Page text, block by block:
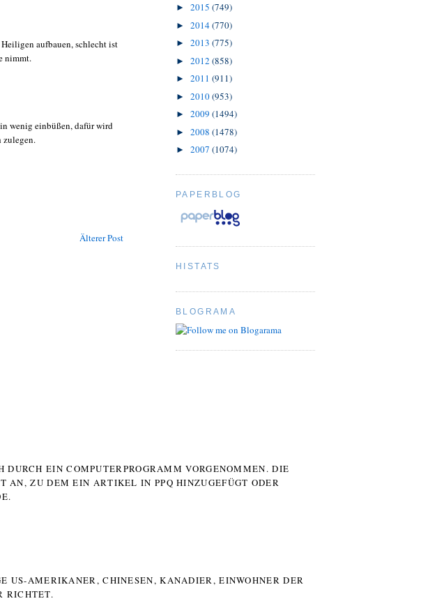
aufbauen, schlecht ist
nimmt.
wenig einbüßen, dafür wird
zulegen.
Älterer Post
► 2015 (749)
► 2014(770)
► 2013 (775)
► 2012 (858)
► 2011 (911)
► 2010(953)
► 2009 (1494)
► 2008 (1478)
► 2007 (1074)
PAPERBLOG
HISTATS
BLOGRAMA
EIN COMPUTERPROGRAMM VORGENOMMEN. DIE
AN, ZU DEM EIN ARTIKEL IN PPQ HINZUGEFÜGT ODER
AMERIKANER, CHINESEN, KANADIER, EINWOHNER DER P